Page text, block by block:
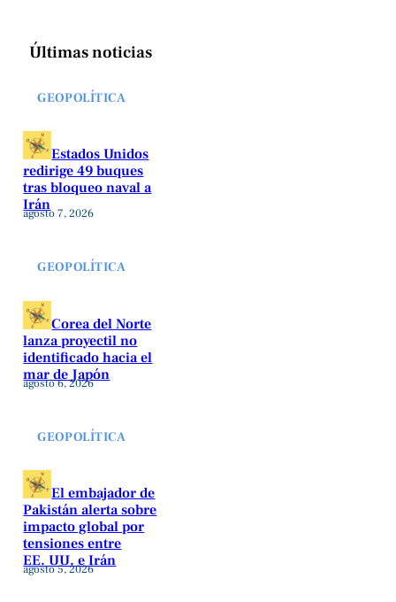
Últimas noticias
GEOPOLÍTICA
Estados Unidos
redirige 49 buques
tras bloqueo naval a
Irán
agosto 7, 2026
GEOPOLÍTICA
Corea del Norte
lanza proyectil no
identificado hacia el
mar de Japón
agosto 6, 2026
GEOPOLÍTICA
El embajador de
Pakistán alerta sobre
impacto global por
tensiones entre
EE. UU. e Irán
agosto 5, 2026